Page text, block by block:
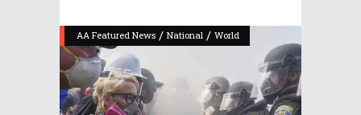
AA Featured News / National / World